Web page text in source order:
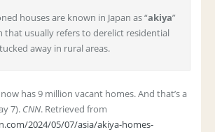
houses are known in Japan as “akiya”
that usually refers to derelict residential
away in rural areas.
has 9 million vacant homes. And that’s a
7). CNN. Retrieved from
2024/05/07/asia/akiya-homes-